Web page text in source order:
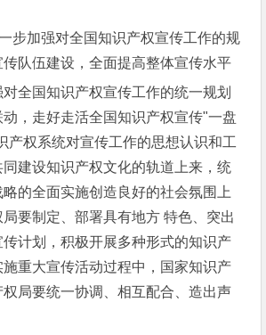
强对全国知识产权宣传工作的规
队伍建设，全面提高整体宣传水平
国知识产权宣传工作的统一规划
，走好走活全国知识产权宣传"一盘
产权系统对宣传工作的思想认识和工
建设知识产权文化的轨道上来，统
的全面实施创造良好的社会氛围上
要制定、部署具有地方 特色、突出
计划，积极开展多种形式的知识产
重大宣传活动过程中，国家知识产
局要统一协调、相互配合、造出声